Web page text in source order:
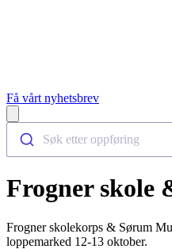
Få vårt nyhetsbrev
Søk etter oppføring
Frogner skole
Frogner skolekorps & Sørum
loppemarked 12-13 oktober.